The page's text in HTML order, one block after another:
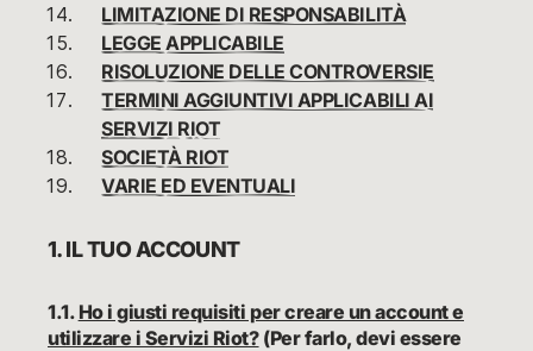
LIMITAZIONE DI RESPONSABILITÀ
LEGGE APPLICABILE
RISOLUZIONE DELLE CONTROVERSIE
TERMINI AGGIUNTIVI APPLICABILI AI
SERVIZI RIOT
SOCIETÀ RIOT
VARIE ED EVENTUALI
1. IL TUO ACCOUNT
1.1. Ho i giusti requisiti per creare un account e
utilizzare i Servizi Riot?(Per farlo, devi essere